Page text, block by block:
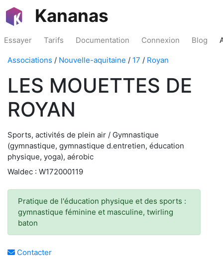
Kananas
Essayer Tarifs Documentation Connexion Blog
Associations / Nouvelle-aquitaine / 17 / Royan
LES MOUETTES DE
ROYAN
Sports, activités de plein air / Gymnastique
(gymnastique, gymnastique d.entretien, éducation
physique, yoga), aérobic
Waldec : W172000119
Pratique de l'éducation physique et des sports :
gymnastique féminine et masculine, twirling
baton
Contacter